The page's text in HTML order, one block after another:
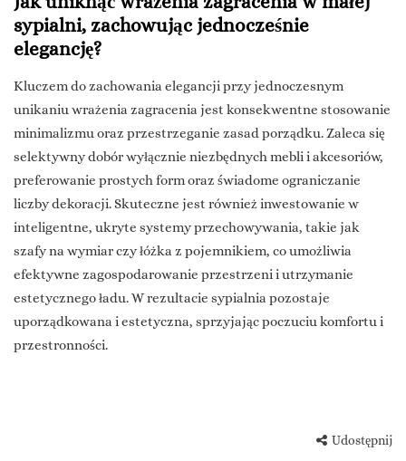
sypialni, zachowując jednocześnie
elegancję?
Kluczem do zachowania elegancji przy jednoczesnym
unikaniu wrażenia zagracenia jest konsekwentne stosowanie
minimalizmu oraz przestrzeganie zasad porządku. Zaleca się
selektywny dobór wyłącznie niezbędnych mebli i akcesoriów,
preferowanie prostych form oraz świadome ograniczanie
liczby dekoracji. Skuteczne jest również inwestowanie w
inteligentne, ukryte systemy przechowywania, takie jak
szafy na wymiar czy łóżka z pojemnikiem, co umożliwia
efektywne zagospodarowanie przestrzeni i utrzymanie
estetycznego ładu. W rezultacie sypialnia pozostaje
uporządkowana i estetyczna, sprzyjając poczuciu komfortu i
przestronności.
Udostępnij